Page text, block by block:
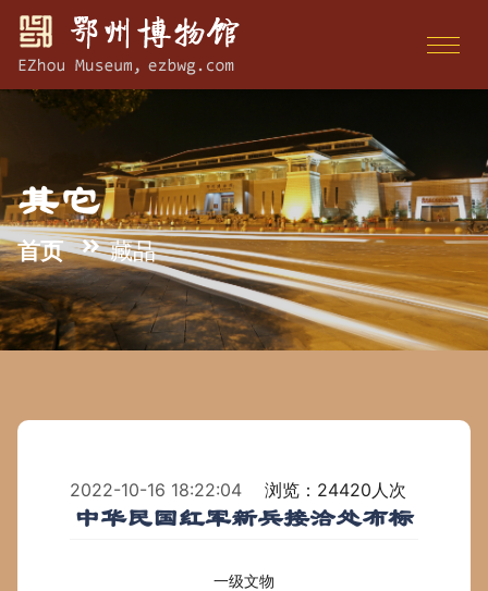
其它
首页 藏品
2022-10-16 18:22:04 浏览：24420人次
中华民国红军新兵接洽处布标
一级文物